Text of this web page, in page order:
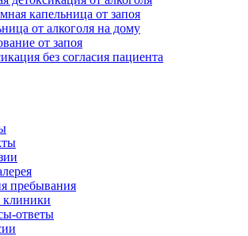
капельница от запоя
от алкоголя на дому
от запоя
без согласия пациента
пребывания
ответы